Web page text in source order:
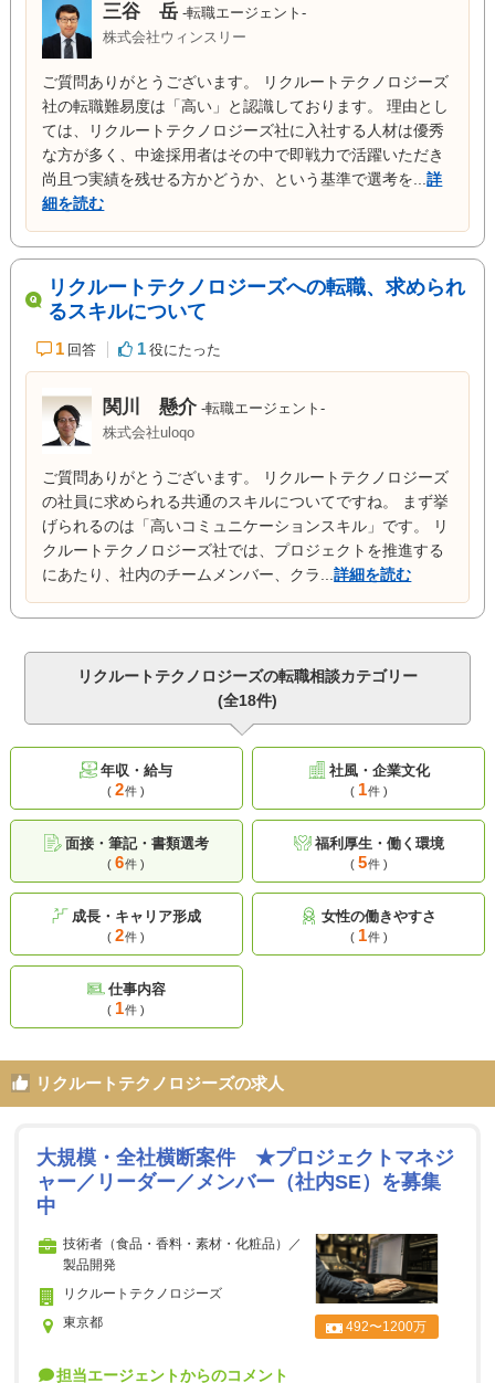
三谷 岳 -転職エージェント-
株式会社ウィンスリー
ご質問ありがとうございます。 リクルートテクノロジーズ
社の転職難易度は「高い」と認識しております。 理由とし
ては、リクルートテクノロジーズ社に入社する人材は優秀
な方が多く、中途採用者はその中で即戦力で活躍いただき
尚且つ実績を残せる方かどうか、という基準で選考を...詳
細を読む
リクルートテクノロジーズへの転職、求められ
るスキルについて
1 回答 1 役にたった
関川 懸介-転職エージェント-
株式会社uloqo
ご質問ありがとうございます。 リクルートテクノロジーズ
の社員に求められる共通のスキルについてですね。 まず挙
げられるのは「高いコミュニケーションスキル」です。 リ
クルートテクノロジーズ社では、プロジェクトを推進する
にあたり、社内のチームメンバー、クラ...詳細を読む
リクルートテクノロジーズの転職相談カテゴリー
(全18件)
年収・給与
(2件 )
社風・企業文化
( 1件 )
面接・筆記・書類選考
(6件 )
福利厚生・働く環境
( 5件 )
成長・キャリア形成
(2件 )
女性の働きやすさ
( 1件 )
仕事内容
( 1件 )
リクルートテクノロジーズの求人
大規模・全社横断案件 ★プロジェクトマネジ
ャー／リーダー／メンバー（社内SE）を募集
中
技術者（食品・香料・素材・化粧品）／
製品開発
リクルートテクノロジーズ
東京都
492〜1200万
担当エージェントからのコメント